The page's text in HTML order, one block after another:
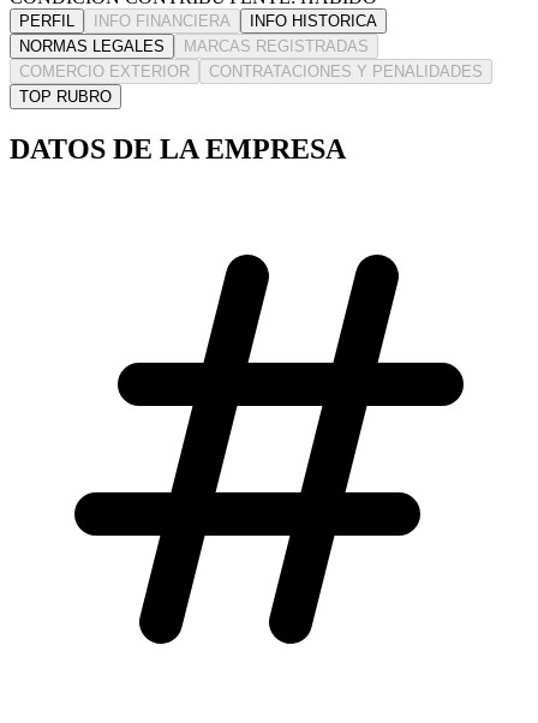
PERFIL INFO FINANCIERA
INFO HISTORICA
NORMAS LEGALES
MARCAS REGISTRADAS
COMERCIO EXTERIOR
CONTRATACIONES Y PENALIDADES
TOP RUBRO
DATOS DE LA EMPRESA